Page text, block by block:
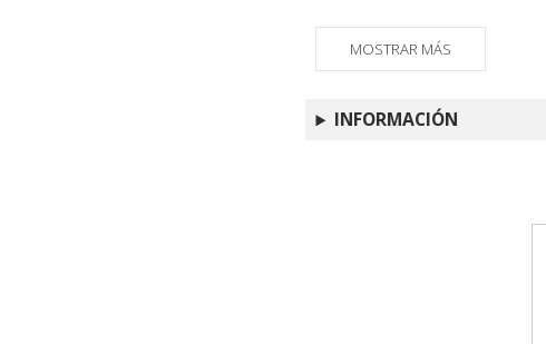
MOSTRAR MÁS
INFORMACIÓN